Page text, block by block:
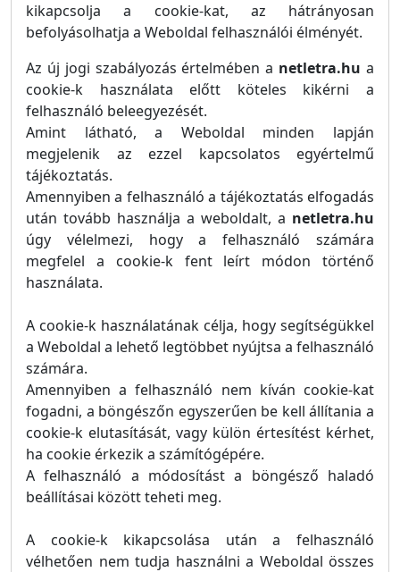
kikapcsolja a cookie-kat, az hátrányosan
befolyásolhatja a Weboldal felhasználói élményét.
Az új jogi szabályozás értelmében a netletra.hu a
cookie-k használata előtt köteles kikérni a
felhasználó beleegyezését.
Amint látható, a Weboldal minden lapján
megjelenik az ezzel kapcsolatos egyértelmű
tájékoztatás.
Amennyiben a felhasználó a tájékoztatás elfogadás
után tovább használja a weboldalt, a netletra.hu
úgy vélelmezi, hogy a felhasználó számára
megfelel a cookie-k fent leírt módon történő
használata.
A cookie-k használatának célja, hogy segítségükkel
a Weboldal a lehető legtöbbet nyújtsa a felhasználó
számára.
Amennyiben a felhasználó nem kíván cookie-kat
fogadni, a böngészőn egyszerűen be kell állítania a
cookie-k elutasítását, vagy külön értesítést kérhet,
ha cookie érkezik a számítógépére.
A felhasználó a módosítást a böngésző haladó
beállításai között teheti meg.
A cookie-k kikapcsolása után a felhasználó
vélhetően nem tudja használni a Weboldal összes